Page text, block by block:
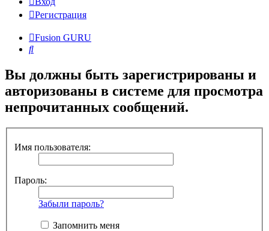
Регистрация
Fusion GURU
Поиск
Вы должны быть зарегистрированы и
авторизованы в системе для просмотра
непрочитанных сообщений.
Имя пользователя:
Пароль:
Забыли пароль?
Запомнить меня